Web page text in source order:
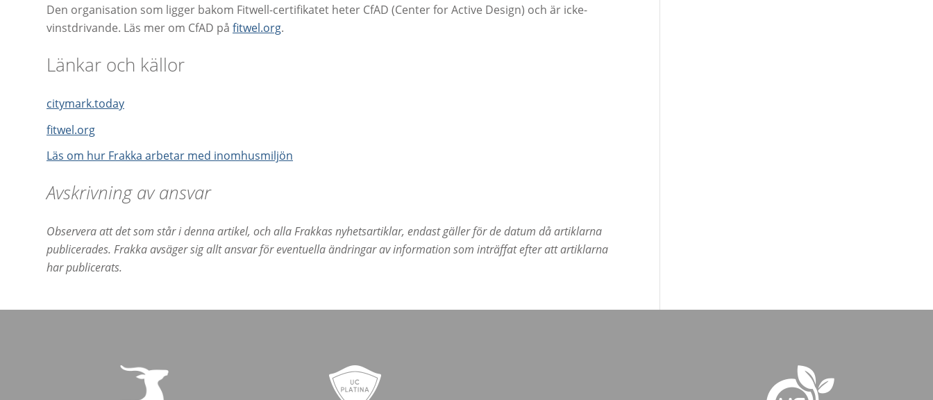
Den organisation som ligger bakom Fitwell-certifikatet heter CfAD (Center for Active Design) och är icke-
vinstdrivande. Läs mer om CfAD på fitwel.org.
Länkar och källor
citymark.today
fitwel.org
Läs om hur Frakka arbetar med inomhusmiljön
Avskrivning av ansvar
Observera att det som står i denna artikel, och alla Frakkas nyhetsartiklar, endast gäller för de datum då artiklarna
publicerades. Frakka avsäger sig allt ansvar för eventuella ändringar av information som inträffat efter att artiklarna
har publicerats.